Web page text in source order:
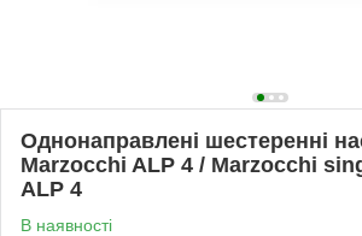
Однонаправлені шестеренні
Marzocchi ALP 4 / Marzocchi
ALP 4
В наявності